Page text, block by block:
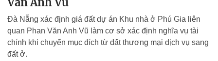
Đà Nẵng xác định giá đất dự án Khu nhà ở Phú Gia liên
quan Phan Văn Anh Vũ làm cơ sở xác định nghĩa vụ tài
chính khi chuyển mục đích từ đất thương mại dịch vụ sang
đất ở.